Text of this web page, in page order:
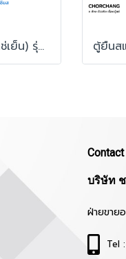
ตู้ยืนสแตนเลส (ระบบแช่เย็น) รุ่น SRR3-1327Di
Contact
บริษัท ช
ฝ่ายขาย
Tel